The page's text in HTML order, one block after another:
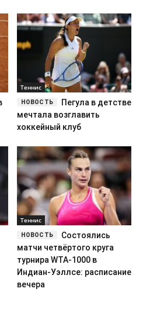
Теннис
Пегула в детстве
мечтала возглавить
хоккейный клуб
Теннис
Состоялись
матчи четвёртого круга
турнира WTA-1000 в
Индиан-Уэллсе: расписание
вечера